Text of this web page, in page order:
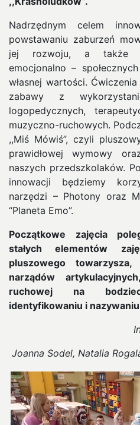
Nadrzędnym celem
powstawaniu zaburzeń
jej rozwoju, a także
emocjonalno –
własnej wartości.
zabawy z
logopedycznych,
muzyczno-ruchowych.
,,Miś Mówiś”, czyli
prawidłowej wymowy
naszych przedszkolaków.
innowacji będziemy
narzędzi – Photony oraz
“Planeta Emo”.
Początkowe zajęcia
stałych elementów
pluszowego
narządów
ruchowej na
identyfikowaniu i
Joanna Sodel, Natalia